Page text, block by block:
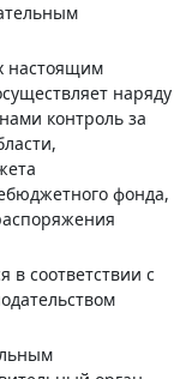
настоящим
наряду
контроль за
фонда,
соответствии с